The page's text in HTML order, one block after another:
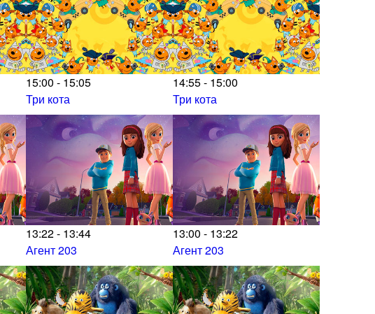
15:00 - 15:05
Три кота
14:55 - 15:00
Три кота
13:22 - 13:44
Агент 203
13:00 - 13:22
Агент 203